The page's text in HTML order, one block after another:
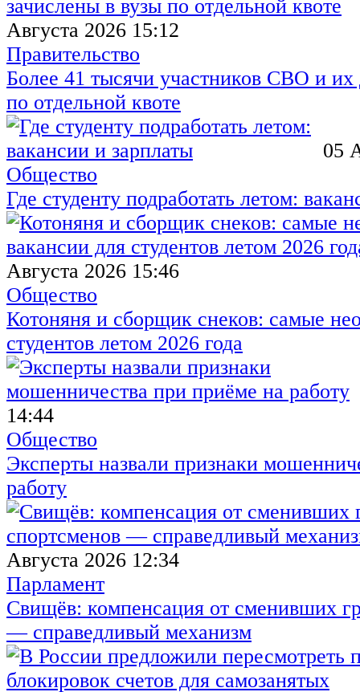
Августа 2026 15:12
Правительство
Более 41 тысячи участников СВО и их
по отдельной квоте
05
Общество
Где студенту подработать летом:
Августа 2026 15:46
Общество
Котоняня и сборщик снеков: самые
студентов летом 2026 года
14:44
Общество
Эксперты назвали признаки
работу
Августа 2026 12:34
Парламент
Свищёв: компенсация от сменивших
— справедливый механизм